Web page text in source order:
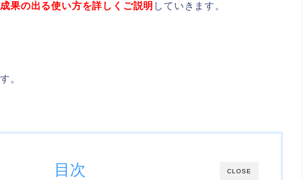
果の出る使い方を詳しくご説明 していきます。
。
CLOSE
目次